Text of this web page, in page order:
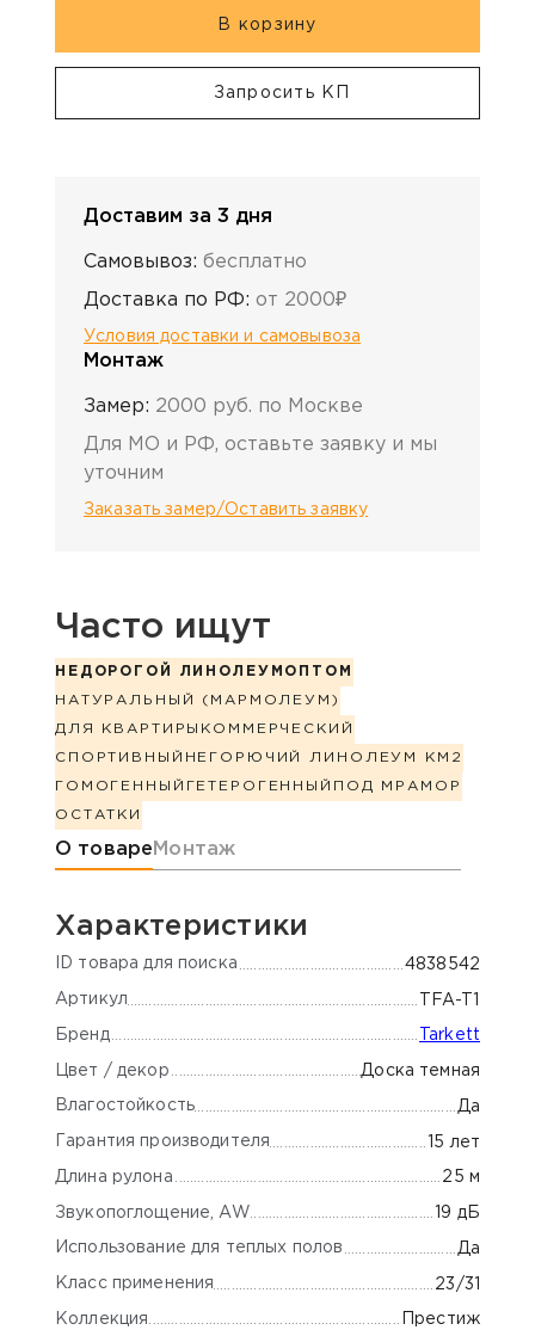
В корзину
Запросить КП
Доставим за 3 дня
Самовывоз: бесплатно
Доставка по РФ: от 2000₽
Условия доставки и самовывоза
Монтаж
Замер: 2000 руб. по Москве
Для МО и РФ, оставьте заявку и мы
уточним
Заказать замер/Оставить заявку
Часто ищут
НЕДОРОГОЙ ЛИНОЛЕУМ ОПТОМ
НАТУРАЛЬНЫЙ (МАРМОЛЕУМ)
ДЛЯ КВАРТИРЫ КОММЕРЧЕСКИЙ
СПОРТИВНЫЙ НЕГОРЮЧИЙ ЛИНОЛЕУМ КМ2
ГОМОГЕННЫЙ ГЕТЕРОГЕННЫЙ ПОД МРАМОР
ОСТАТКИ
Информация о товаре
О товаре Монтаж
Характеристики
ID товара для поиска 4838542
Артикул TFA-T1
Бренд Tarkett
Цвет / декор Доска темная
Влагостойкость Да
Гарантия производителя 15 лет
Длина рулона 25 м
Звукопоглощение, AW 19 дБ
Использование для теплых полов Да
Класс применения 23/31
Коллекция Престиж